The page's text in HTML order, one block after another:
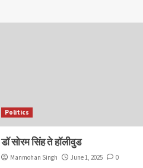
Politics
डॉ सोरम सिंह ते हॉलीवुड
Manmohan Singh June 1, 2025 0